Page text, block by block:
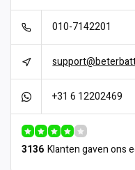
010-7142201
+31 6 12202469
3136 Klanten gaven ons